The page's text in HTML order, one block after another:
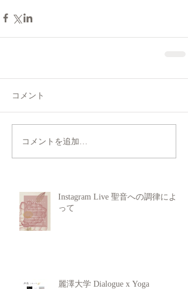
コメント
コメントを追加…
Instagram Live 聖音への調律によ
って
麗澤大学 Dialogue x Yoga